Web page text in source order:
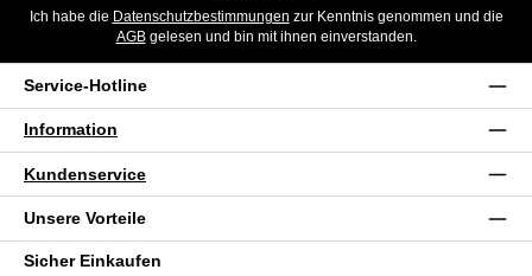
Ich habe die Datenschutzbestimmungen
AGBgelesen und bin mit ihnen einverstanden.
Service-Hotline
Information
Kundenservice
Unsere Vorteile
Sicher Einkaufen